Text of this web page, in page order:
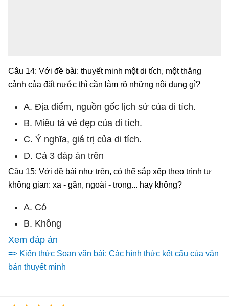
Câu 14: Với đề bài: thuyết minh một di tích, một thắng
cảnh của đất nước thì cần làm rõ những nội dung gì?
A. Địa điểm, nguồn gốc lịch sử của di tích.
B. Miêu tả vẻ đẹp của di tích.
C. Ý nghĩa, giá trị của di tích.
D. Cả 3 đáp án trên
Câu 15: Với đề bài như trên, có thể sắp xếp theo trình tự
không gian: xa - gần, ngoài - trong... hay không?
A. Có
B. Không
Xem đáp án
=> Kiến thức Soạn văn bài: Các hình thức kết cấu của văn
bản thuyết minh